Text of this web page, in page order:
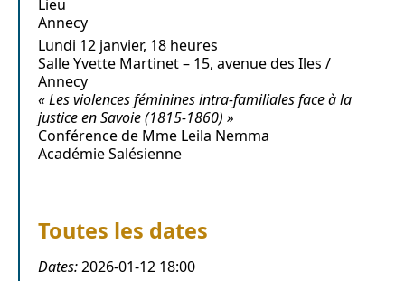
Lieu
Annecy
Lundi 12 janvier, 18 heures
Salle Yvette Martinet – 15, avenue des Iles /
Annecy
« Les violences féminines intra-familiales face à la
justice en Savoie (1815-1860) »
Conférence de Mme Leila Nemma
Académie Salésienne
Toutes les dates
Dates:2026-01-12 18:00